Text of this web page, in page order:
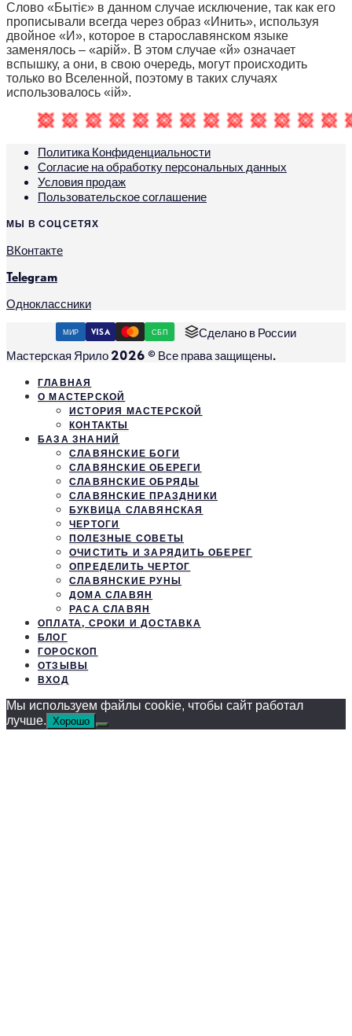
Слово «Бытіє» в данном случае исключение, так как его
прописывали всегда через образ «Инить», используя
двойное «И», которое в старославянском языке
заменялось – «арій». В этом случае «й» означает
вспышку, а они, в свою очередь, могут происходить
только во Вселенной, поэтому в таких случаях
использовалось «ій».
Политика Конфиденциальности
Согласие на обработку персональных данных
Условия продаж
Пользовательское соглашение
МЫ В СОЦСЕТЯХ
ВКонтакте
Telegram
Одноклассники
МИР VISA СБП
Сделано в России
Мастерская Ярило 2026 © Все права защищены.
ГЛАВНАЯ
О МАСТЕРСКОЙ
ИСТОРИЯ МАСТЕРСКОЙ
КОНТАКТЫ
БАЗА ЗНАНИЙ
СЛАВЯНСКИЕ БОГИ
СЛАВЯНСКИЕ ОБЕРЕГИ
СЛАВЯНСКИЕ ОБРЯДЫ
СЛАВЯНСКИЕ ПРАЗДНИКИ
БУКВИЦА СЛАВЯНСКАЯ
ЧЕРТОГИ
ПОЛЕЗНЫЕ СОВЕТЫ
ОЧИСТИТЬ И ЗАРЯДИТЬ ОБЕРЕГ
ОПРЕДЕЛИТЬ ЧЕРТОГ
СЛАВЯНСКИЕ РУНЫ
ДОМА СЛАВЯН
РАСА СЛАВЯН
ОПЛАТА, СРОКИ И ДОСТАВКА
БЛОГ
ГОРОСКОП
ОТЗЫВЫ
ВХОД
Мы используем файлы cookie, чтобы сайт работал
лучше. Хорошо